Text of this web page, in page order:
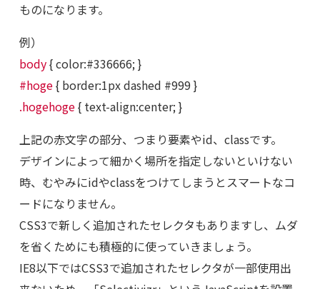
ものになります。
例）
body{ color:#336666; }
#hoge{ border:1px dashed #999 }
.hogehoge{ text-align:center; }
上記の赤文字の部分、つまり要素やid、classです。
デザインによって細かく場所を指定しないといけない
時、むやみにidやclassをつけてしまうとスマートなコ
ードになりません。
CSS3で新しく追加されたセレクタもありますし、ムダ
を省くためにも積極的に使っていきましょう。
IE8以下ではCSS3で追加されたセレクタが一部使用出